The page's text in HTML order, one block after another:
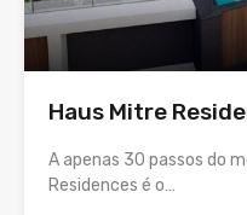
Haus Mitre
A apenas 30 passos do
Residences é o…